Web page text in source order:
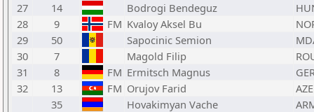
27
14 Bodrogi Bendeguz
28
9 FM Kvaloy Aksel Bu
29
50 Sapocinic Semion
30
7 Magold Filip
31
8 FM Ermitsch Magnus
32
13 FM Orujov Farid
AZE
35
Hovakimyan Vache